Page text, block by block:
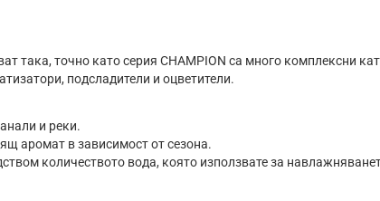
така, точно като серия CHAMPION са много комплексни
подсладители и оцветители.
и реки.
аромат в зависимост от сезона.
количеството вода, която използвате за